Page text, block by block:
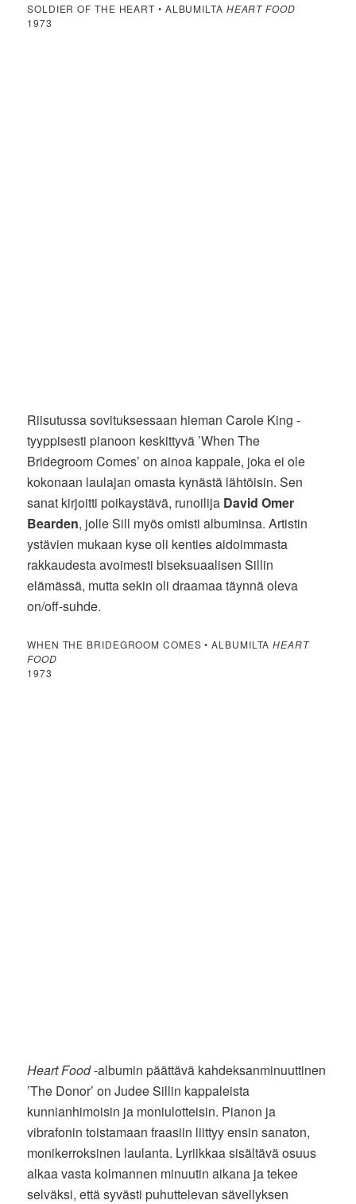
SOLDIER OF THE HEART • ALBUMILTA HEART FOOD
1973
Riisutussa sovituksessaan hieman Carole King -
tyyppisesti pianoon keskittyvä ’When The
Bridegroom Comes’ on ainoa kappale, joka ei ole
kokonaan laulajan omasta kynästä lähtöisin. Sen
sanat kirjoitti poikaystävä, runoilija David Omer
Bearden, jolle Sill myös omisti albuminsa. Artistin
ystävien mukaan kyse oli kenties aidoimmasta
rakkaudesta avoimesti biseksuaalisen Sillin
elämässä, mutta sekin oli draamaa täynnä oleva
on/off-suhde.
WHEN THE BRIDEGROOM COMES • ALBUMILTAHEART
FOOD
1973
Heart Food-albumin päättävä kahdeksanminuuttinen
’The Donor’ on Judee Sillin kappaleista
kunnianhimoisin ja moniulotteisin. Pianon ja
vibrafonin toistamaan fraasiin liittyy ensin sanaton,
monikerroksinen laulanta. Lyriikkaa sisältävä osuus
alkaa vasta kolmannen minuutin aikana ja tekee
selväksi, että syvästi puhuttelevan sävellyksen